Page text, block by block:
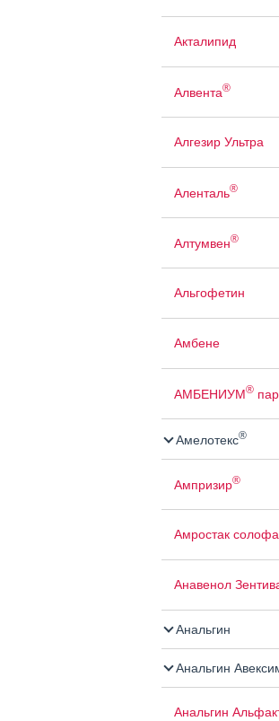
Акталипид
Алвента®
Алгезир Ультра
Аленталь®
Алтумвен®
Альгофетин
Амбене
АМБЕНИУМ®
Амелотекс®
Ампризир®
Амростак
Анавенол
Анальгин
Анальгин
Анальгин